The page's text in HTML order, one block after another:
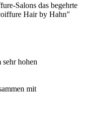
Salons das begehrte
Hair by Hahn"
hohen
mit